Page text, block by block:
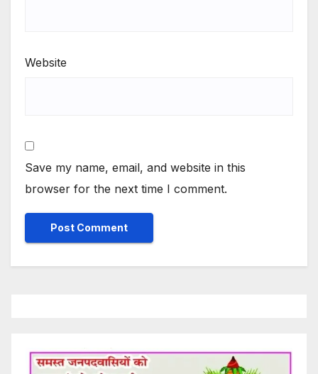
Website
Save my name, email, and website in this
browser for the next time I comment.